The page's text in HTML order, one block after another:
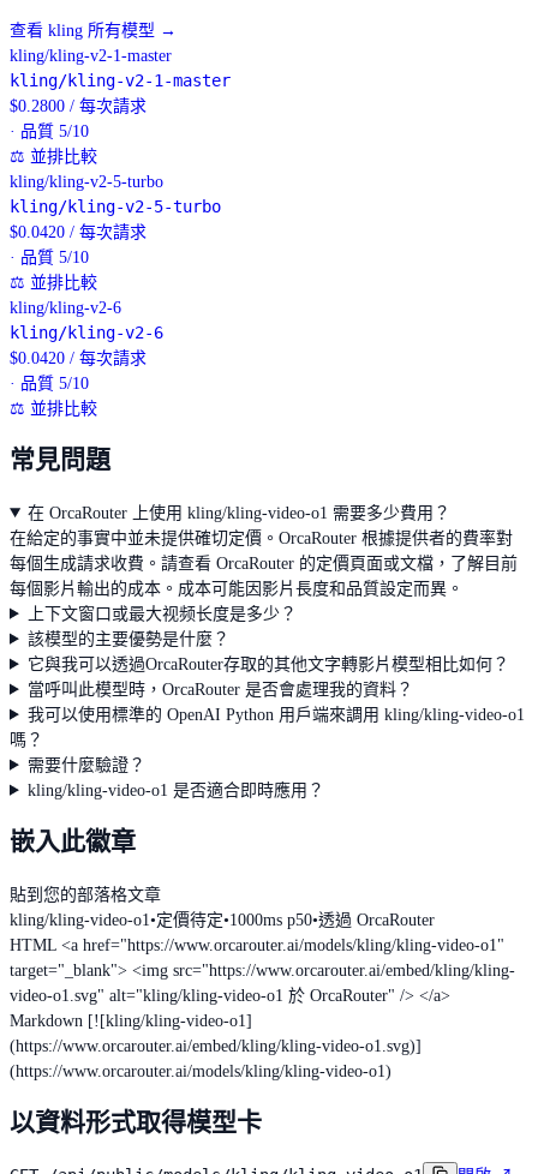
查看 kling 所有模型 →
kling/kling-v2-1-master
kling/kling-v2-1-master
$0.2800 / 每次請求
· 品質 5/10
⚖ 並排比較
kling/kling-v2-5-turbo
kling/kling-v2-5-turbo
$0.0420 / 每次請求
· 品質 5/10
⚖ 並排比較
kling/kling-v2-6
kling/kling-v2-6
$0.0420 / 每次請求
· 品質 5/10
⚖ 並排比較
常見問題
在 OrcaRouter 上使用 kling/kling-video-o1 需要多少費用？
在給定的事實中並未提供確切定價。OrcaRouter 根據提供者的費率對
每個生成請求收費。請查看 OrcaRouter 的定價頁面或文檔，了解目前
每個影片輸出的成本。成本可能因影片長度和品質設定而異。
上下文窗口或最大视频长度是多少？
該模型的主要優勢是什麼？
它與我可以透過OrcaRouter存取的其他文字轉影片模型相比如何？
當呼叫此模型時，OrcaRouter 是否會處理我的資料？
我可以使用標準的 OpenAI Python 用戶端來調用 kling/kling-video-o1
嗎？
需要什麼驗證？
kling/kling-video-o1 是否適合即時應用？
嵌入此徽章
貼到您的部落格文章
kling/kling-video-o1•定價待定•1000ms p50•透過 OrcaRouter
HTML <a href="https://www.orcarouter.ai/models/kling/kling-video-o1"
target="_blank"> <img src="https://www.orcarouter.ai/embed/kling/kling-
video-o1.svg" alt="kling/kling-video-o1 於 OrcaRouter" /> </a>
Markdown [![kling/kling-video-o1]
(https://www.orcarouter.ai/embed/kling/kling-video-o1.svg)]
(https://www.orcarouter.ai/models/kling/kling-video-o1)
以資料形式取得模型卡